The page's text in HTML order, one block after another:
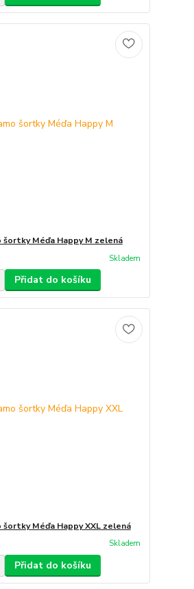
šortky Méďa Happy M zelená
Skladem
Přidat do košíku
šortky Méďa Happy XXL zelená
Skladem
Přidat do košíku